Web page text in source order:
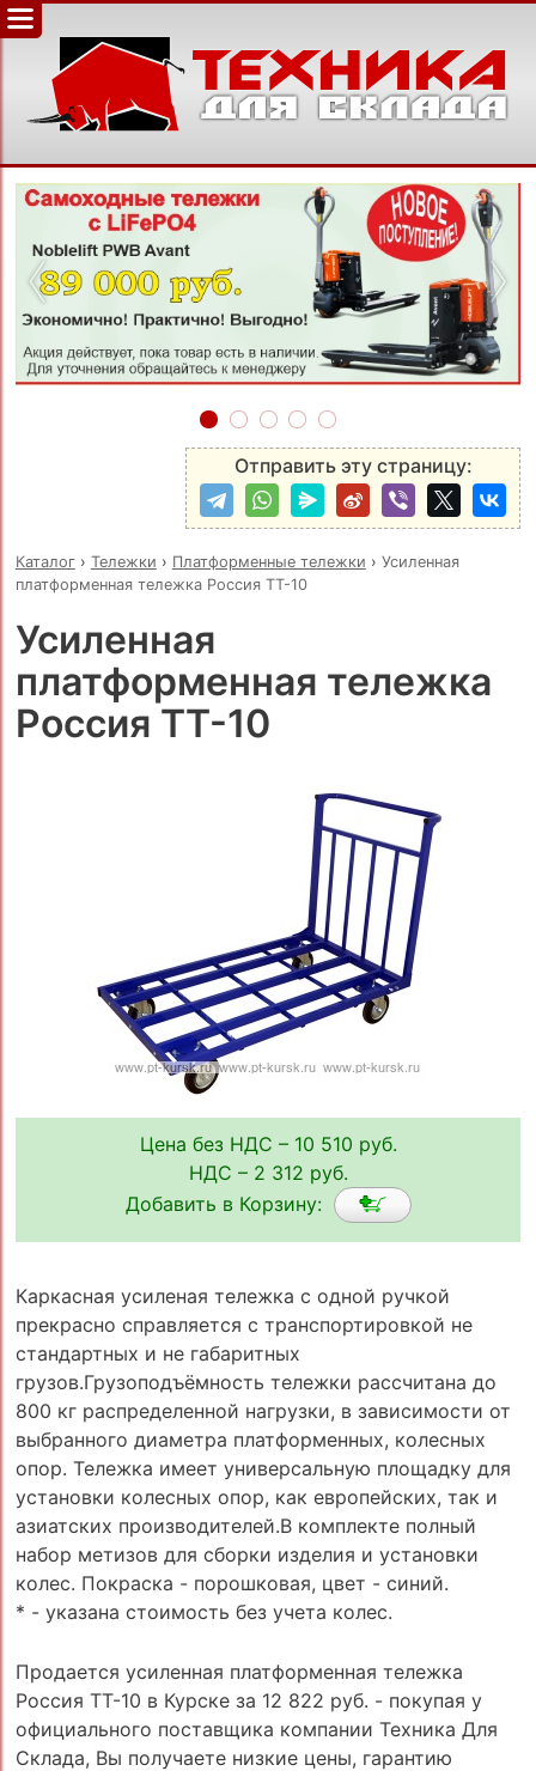
‹ ›
Отправить эту страницу:
Каталог› Тележки › Платформенные тележки › Усиленная
платформенная тележка Россия ТТ-10
Усиленная
платформенная тележка
Россия ТТ-10
Цена без НДС – 10 510 руб.
НДС – 2 312 руб.
Добавить в Корзину:
Каркасная усиленая тележка с одной ручкой
прекрасно справляется с транспортировкой не
стандартных и не габаритных
грузов.Грузоподъёмность тележки рассчитана до
800 кг распределенной нагрузки, в зависимости от
выбранного диаметра платформенных, колесных
опор. Тележка имеет универсальную площадку для
установки колесных опор, как европейских, так и
азиатских производителей.В комплекте полный
набор метизов для сборки изделия и установки
колес. Покраска - порошковая, цвет - синий.
* - указана стоимость без учета колес.
Продается усиленная платформенная тележка
Россия ТТ-10 в Курске за 12 822 руб. - покупая у
официального поставщика компании Техника Для
Склада, Вы получаете низкие цены, гарантию